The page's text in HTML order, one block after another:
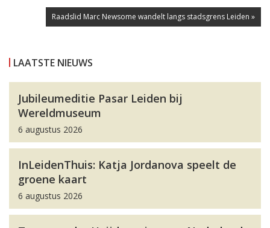
Raadslid Marc Newsome wandelt langs stadsgrens Leiden »
LAATSTE NIEUWS
Jubileumeditie Pasar Leiden bij
Wereldmuseum
6 augustus 2026
InLeidenThuis: Katja Jordanova speelt de
groene kaart
6 augustus 2026